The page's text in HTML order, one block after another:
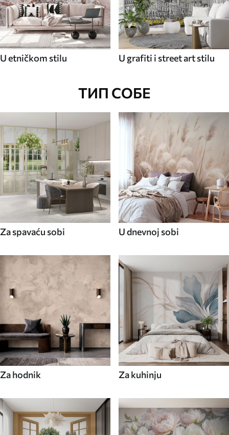
U etničkom stilu U grafiti i street art stilu
ТИП СОБЕ
Za spavaću sobi U dnevnoj sobi
Za hodnik Za kuhinju